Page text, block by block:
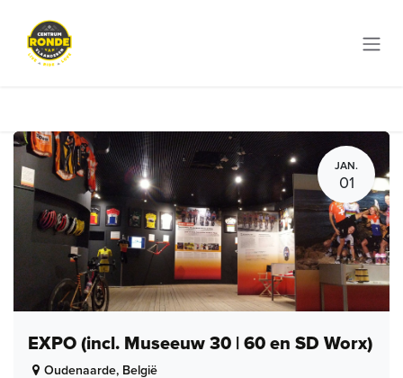
JAN.
01
EXPO (incl. Museeuw 30 | 60 en SD Worx)
Oudenaarde, België